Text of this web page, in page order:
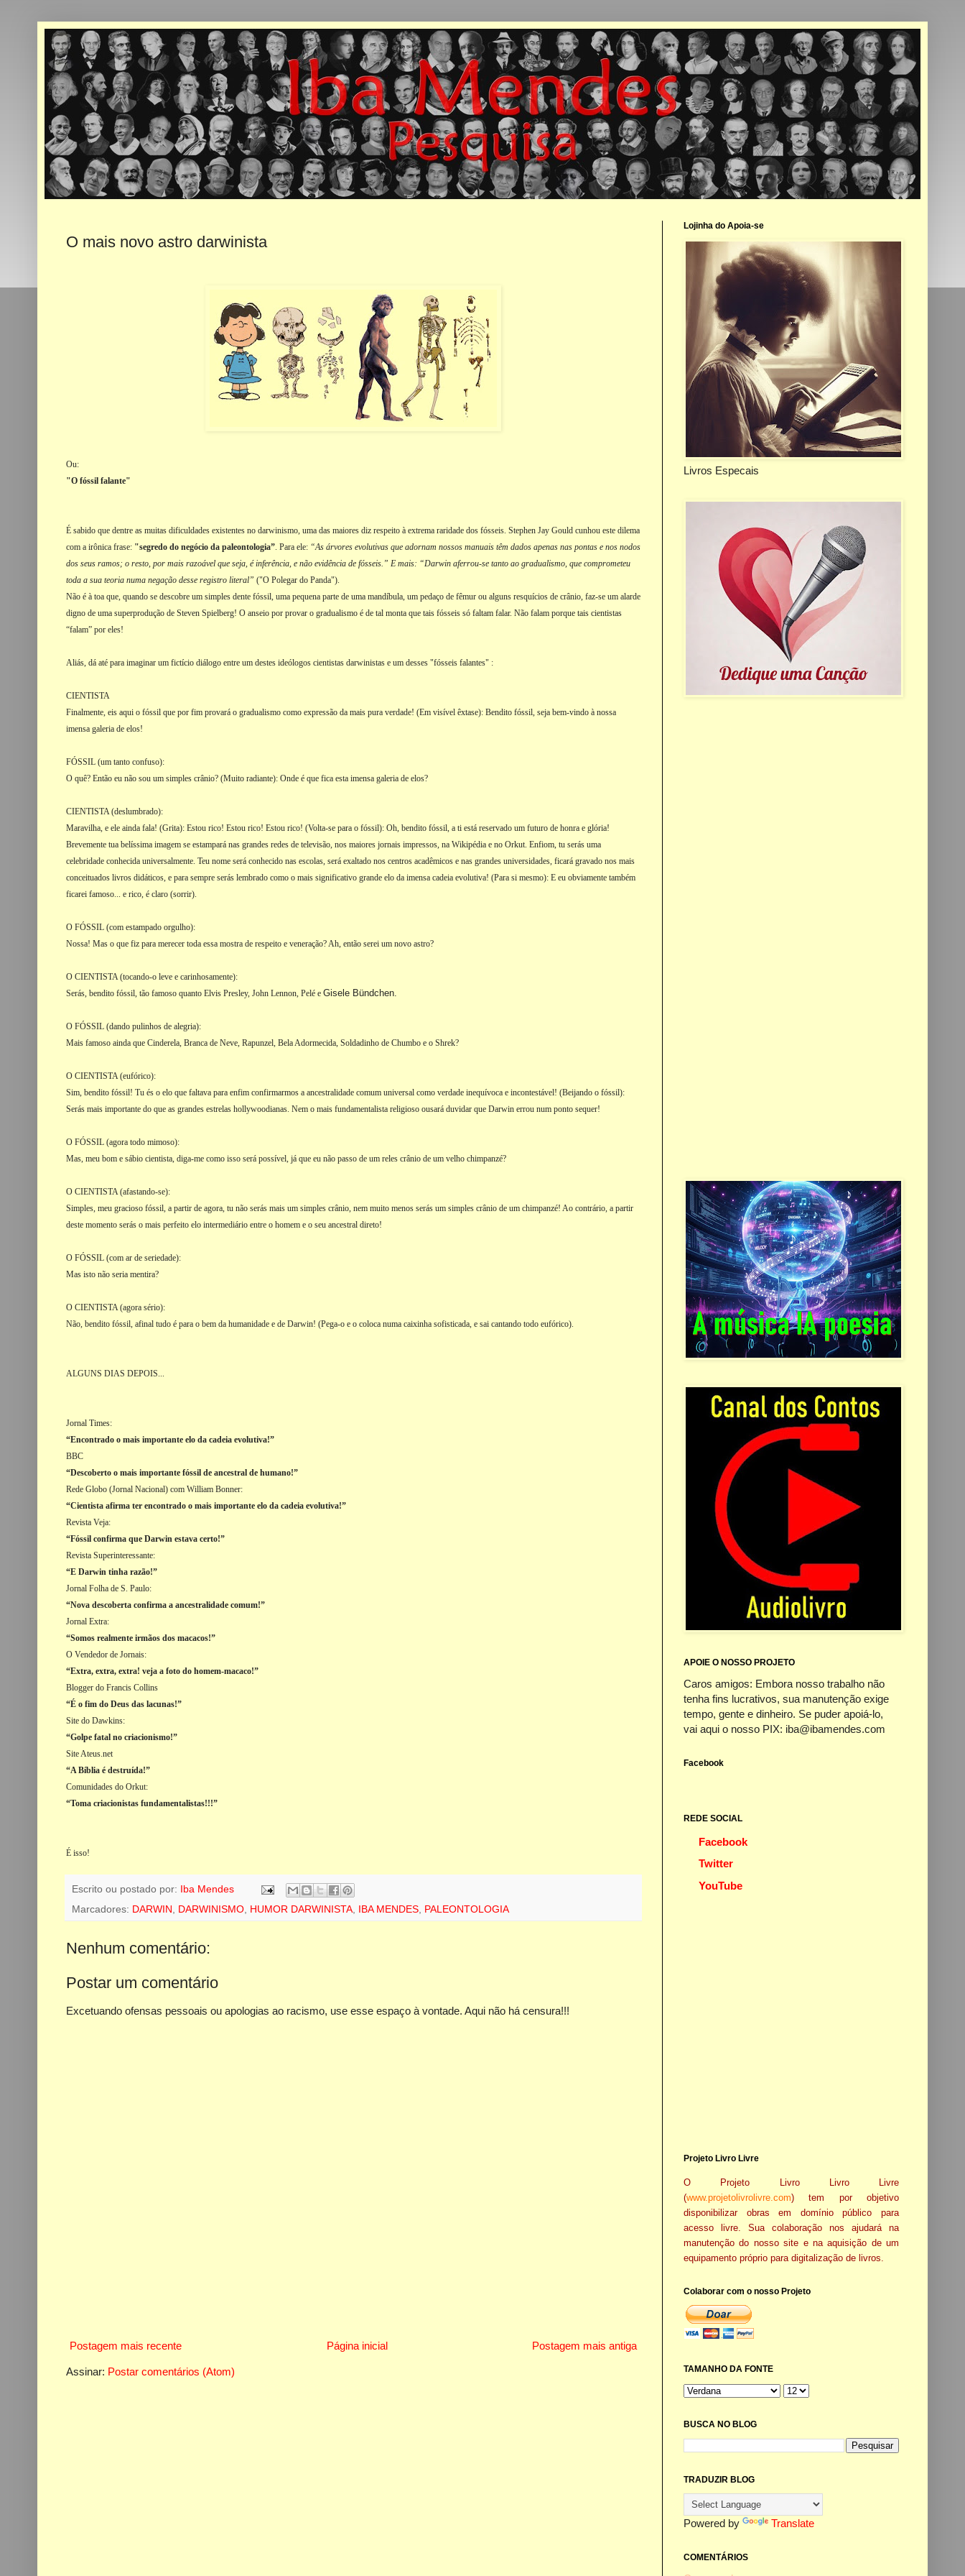
O mais novo astro darwinista
Ou:
"O fóssil falante"
É sabido que dentre as muitas dificuldades existentes no darwinismo, uma das maiores diz respeito à extrema raridade dos fósseis. Stephen Jay Gould cunhou este dilema
com a irônica frase: "segredo do negócio da paleontologia” . Para ele: “As árvores evolutivas que adornam nossos manuais têm dados apenas nas pontas e nos nodos
dos seus ramos; o resto, por mais razoável que seja, é inferência, e não evidência de fósseis.” E mais: “Darwin aferrou-se tanto ao gradualismo, que comprometeu
toda a sua teoria numa negação desse registro literal” ("O Polegar do Panda").
Não é à toa que, quando se descobre um simples dente fóssil, uma pequena parte de uma mandíbula, um pedaço de fêmur ou alguns resquícios de crânio, faz-se um alarde
digno de uma superprodução de Steven Spielberg! O anseio por provar o gradualismo é de tal monta que tais fósseis só faltam falar. Não falam porque tais cientistas
“falam” por eles!
Aliás, dá até para imaginar um fictício diálogo entre um destes ideólogos cientistas darwinistas e um desses "fósseis falantes" :
CIENTISTA
Finalmente, eis aqui o fóssil que por fim provará o gradualismo como expressão da mais pura verdade! (Em visível êxtase): Bendito fóssil, seja bem-vindo à nossa
imensa galeria de elos!
FÓSSIL (um tanto confuso):
O quê? Então eu não sou um simples crânio? (Muito radiante): Onde é que fica esta imensa galeria de elos?
CIENTISTA (deslumbrado):
Maravilha, e ele ainda fala! (Grita): Estou rico! Estou rico! Estou rico! (Volta-se para o fóssil): Oh, bendito fóssil, a ti está reservado um futuro de honra e glória!
Brevemente tua belíssima imagem se estampará nas grandes redes de televisão, nos maiores jornais impressos, na Wikipédia e no Orkut. Enfiom, tu serás uma
celebridade conhecida universalmente. Teu nome será conhecido nas escolas, será exaltado nos centros acadêmicos e nas grandes universidades, ficará gravado nos mais
conceituados livros didáticos, e para sempre serás lembrado como o mais significativo grande elo da imensa cadeia evolutiva! (Para si mesmo): E eu obviamente também
ficarei famoso... e rico, é claro (sorrir).
O FÓSSIL (com estampado orgulho):
Nossa! Mas o que fiz para merecer toda essa mostra de respeito e veneração? Ah, então serei um novo astro?
O CIENTISTA (tocando-o leve e carinhosamente):
Serás, bendito fóssil, tão famoso quanto Elvis Presley, John Lennon, Pelé e Gisele Bündchen.
O FÓSSIL (dando pulinhos de alegria):
Mais famoso ainda que Cinderela, Branca de Neve, Rapunzel, Bela Adormecida, Soldadinho de Chumbo e o Shrek?
O CIENTISTA (eufórico):
Sim, bendito fóssil! Tu és o elo que faltava para enfim confirmarmos a ancestralidade comum universal como verdade inequívoca e incontestável! (Beijando o fóssil):
Serás mais importante do que as grandes estrelas hollywoodianas. Nem o mais fundamentalista religioso ousará duvidar que Darwin errou num ponto sequer!
O FÓSSIL (agora todo mimoso):
Mas, meu bom e sábio cientista, diga-me como isso será possível, já que eu não passo de um reles crânio de um velho chimpanzé?
O CIENTISTA (afastando-se):
Simples, meu gracioso fóssil, a partir de agora, tu não serás mais um simples crânio, nem muito menos serás um simples crânio de um chimpanzé! Ao contrário, a partir
deste momento serás o mais perfeito elo intermediário entre o homem e o seu ancestral direto!
O FÓSSIL (com ar de seriedade):
Mas isto não seria mentira?
O CIENTISTA (agora sério):
Não, bendito fóssil, afinal tudo é para o bem da humanidade e de Darwin! (Pega-o e o coloca numa caixinha sofisticada, e sai cantando todo eufórico).
ALGUNS DIAS DEPOIS...
Jornal Times:
“Encontrado o mais importante elo da cadeia evolutiva!”
BBC
“Descoberto o mais importante fóssil de ancestral de humano!”
Rede Globo (Jornal Nacional) com William Bonner:
“Cientista afirma ter encontrado o mais importante elo da cadeia evolutiva!”
Revista Veja:
“Fóssil confirma que Darwin estava certo!”
Revista Superinteressante:
“E Darwin tinha razão!”
Jornal Folha de S. Paulo:
“Nova descoberta confirma a ancestralidade comum!”
Jornal Extra:
“Somos realmente irmãos dos macacos!”
O Vendedor de Jornais:
“Extra, extra, extra! veja a foto do homem-macaco!”
Blogger do Francis Collins
“É o fim do Deus das lacunas!”
Site do Dawkins:
“Golpe fatal no criacionismo!”
Site Ateus.net
“A Bíblia é destruída!”
Comunidades do Orkut:
“Toma criacionistas fundamentalistas!!!”
É isso!
Escrito ou postado por: Iba Mendes
Marcadores: DARWIN DARWINISMO HUMOR DARWINISTA IBA MENDES PALEONTOLOGIA
Nenhum comentário:
Postar um comentário
Excetuando ofensas pessoais ou apologias ao racismo, use esse espaço à vontade. Aqui não há censura!!!
Postagem mais recente Postagem mais antiga
Página inicial
Assinar: Postar comentários (Atom)
Lojinha do Apoia-se
Livros Especais
APOIE O NOSSO PROJETO
Caros amigos: Embora nosso trabalho não
tenha fins lucrativos, sua manutenção exige
tempo, gente e dinheiro. Se puder apoiá-lo,
vai aqui o nosso PIX: iba@ibamendes.com
Facebook
REDE SOCIAL
Facebook
Twitter
YouTube
Projeto Livro Livre
O Projeto Livro Livro Livre
(www.projetolivrolivre.com) tem por objetivo
disponibilizar obras em domínio público para
acesso livre. Sua colaboração nos ajudará na
manutenção do nosso site e na aquisição de um
equipamento próprio para digitalização de livros.
Colaborar com o nosso Projeto
TAMANHO DA FONTE
BUSCA NO BLOG
TRADUZIR BLOG
Powered by Translate
COMENTÁRIOS